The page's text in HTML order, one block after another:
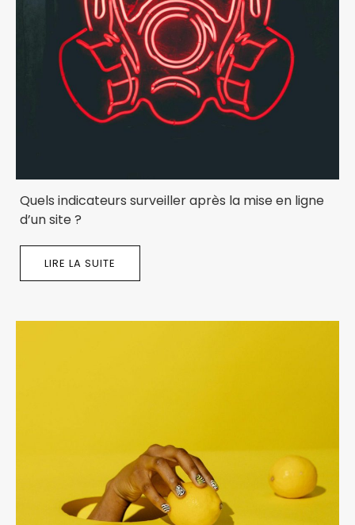
Quels indicateurs surveiller après la mise en ligne
d’un site ?
LIRE LA SUITE